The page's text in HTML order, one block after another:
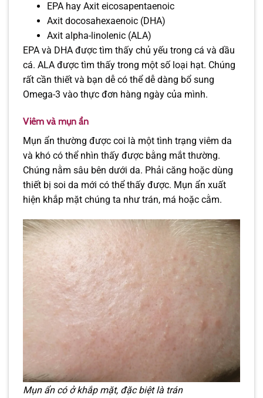
EPA hay Axit eicosapentaenoic
Axit docosahexaenoic (DHA)
Axit alpha-linolenic (ALA)
EPA và DHA được tìm thấy chủ yếu trong cá và dầu
cá. ALA được tìm thấy trong một số loại hạt. Chúng
rất cần thiết và bạn dễ có thể dễ dàng bổ sung
Omega-3 vào thực đơn hàng ngày của mình.
Viêm và mụn ẩn
Mụn ẩn thường được coi là một tình trạng viêm da
và khó có thể nhìn thấy được bằng mắt thường.
Chúng nằm sâu bên dưới da. Phải căng hoặc dùng
thiết bị soi da mới có thể thấy được. Mụn ẩn xuất
hiện khắp mặt chúng ta như trán, má hoặc cằm.
Mụn ẩn có ở khắp mặt, đặc biệt là trán